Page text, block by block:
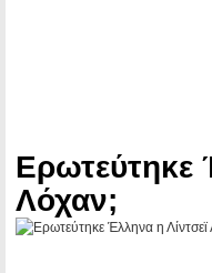
Ερωτεύτηκε
Λόχαν;